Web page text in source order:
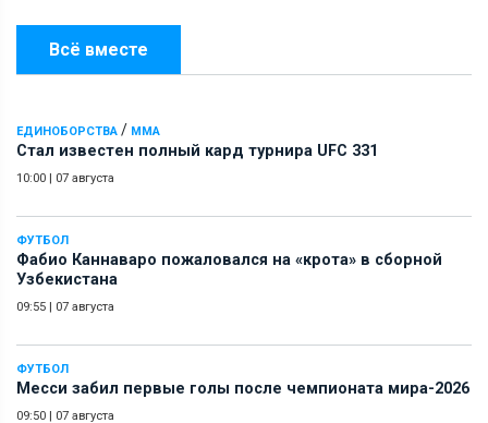
Всё вместе
ЕДИНОБОРСТВА / ММА
Стал известен полный кард турнира UFC 331
10:00 | 07 августа
ФУТБОЛ
Фабио Каннаваро пожаловался на «крота» в сборной
Узбекистана
09:55 | 07 августа
ФУТБОЛ
Месси забил первые голы после чемпионата мира-2026
09:50 | 07 августа